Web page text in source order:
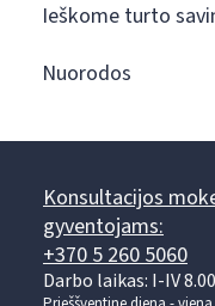
Ieškome turto
Nuorodos
Konsultacijos
gyventojams:
+370 5 260 5060
Darbo laikas: I-IV